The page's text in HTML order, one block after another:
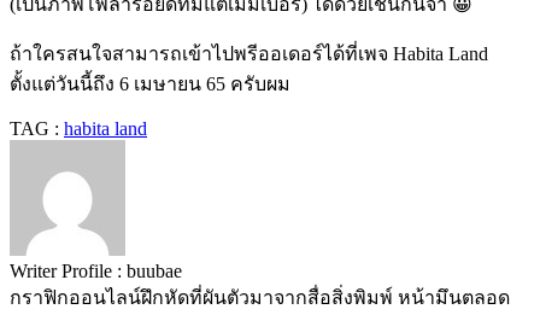
ถ้าใครสนใจสามารถเข้าไปพรีออเดอร์ได้ที่เพจ Habita Land
ตั้งแต่วันนี้ถึง 6 เมษายน 65 ครับผม
TAG : habita land
Writer Profile : buubae
กราฟิกออนไลน์ฝึกหัดที่ผันตัวมาจากสื่อสิ่งพิมพ์ หน้ามึนตลอด